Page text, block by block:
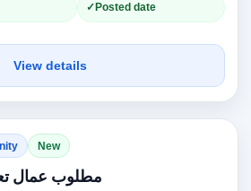
Posted date
View details
New
مطلوب عمال